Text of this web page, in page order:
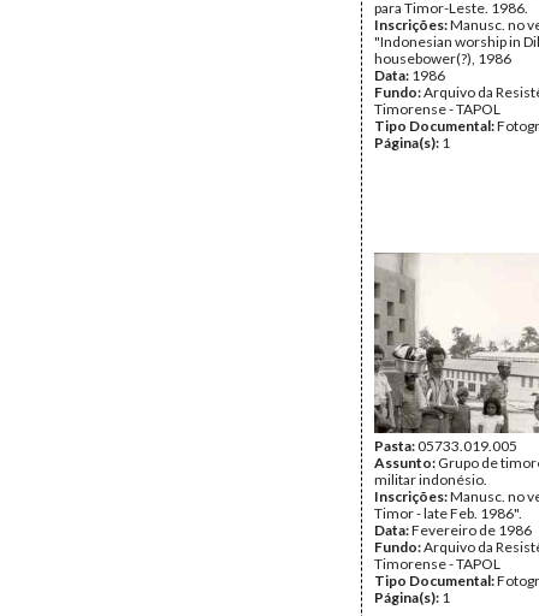
para Timor-Leste. 1986.
Inscrições:Manusc. no
"Indonesian worship in
housebower(?), 1986
Data: 1986
Fundo:Arquivo da
Timorense - TAPOL
Tipo Documental:
Página(s): 1
Pasta:05733.019.005
Assunto: Grupo de
militar indonésio.
Inscrições:Manusc. no
Timor - late Feb. 1986".
Data:Fevereiro de 1986
Fundo:Arquivo da
Timorense - TAPOL
Tipo Documental:
Página(s): 1